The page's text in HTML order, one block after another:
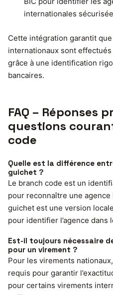
internationales
Cette intégration garantit
internationaux sont
grâce à une identification
bancaires.
FAQ – Réponses
questions
code
Quelle est la différence
guichet ?
Le branch code est un
pour reconnaître une
guichet est une version
pour identifier l’agence dans
Est-il toujours nécessaire
pour un virement ?
Pour les virements
requis pour garantir
pour certains virements